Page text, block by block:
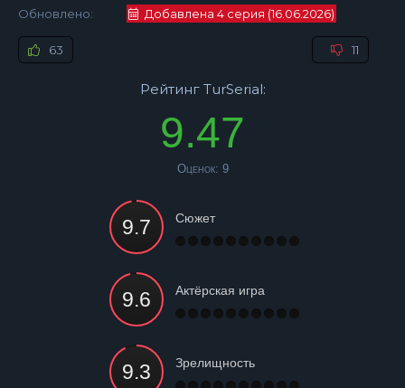
Обновлено:
Добавлена 4 серия (16.06.2026)
63 11
Рейтинг TurSerial:
9.47
Оценок: 9
Сюжет
Актёрская игра
Зрелищность